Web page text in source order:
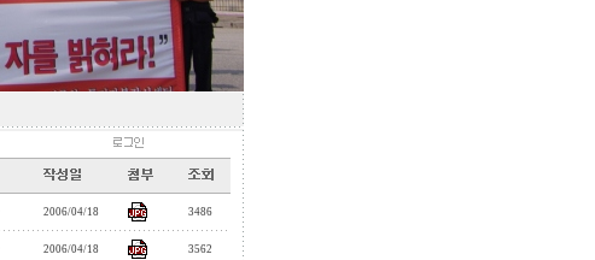
2006/04/18 3486
2006/04/18 3562